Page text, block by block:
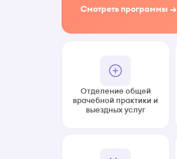
Смотреть программы →
Отделение общей
врачебной практики и
выездных услуг